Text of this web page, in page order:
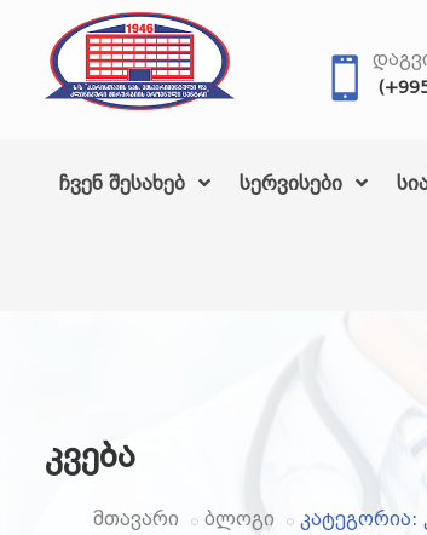
ჩვენ შესახებ სერვისები
კვება
მთავარი ბლოგი კატეგორია: